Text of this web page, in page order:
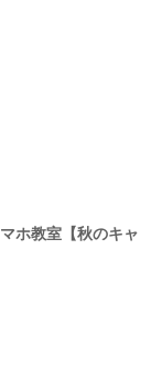
ホ教室【秋のキャ